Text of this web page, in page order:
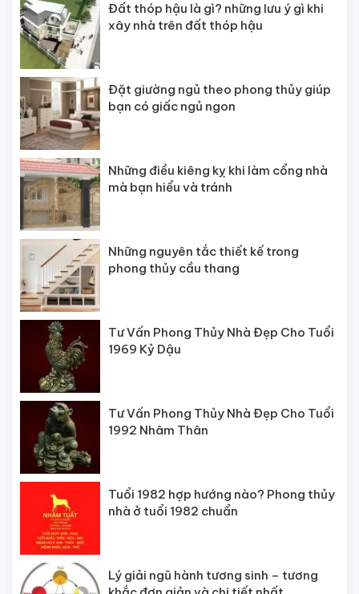
Đất thóp hậu là gì? những lưu ý gì khi
xây nhà trên đất thóp hậu
Đặt giường ngủ theo phong thủy giúp
bạn có giấc ngủ ngon
Những điều kiêng kỵ khi làm cổng nhà
mà bạn hiểu và tránh
Những nguyên tắc thiết kế trong
phong thủy cầu thang
Tư Vấn Phong Thủy Nhà Đẹp Cho Tuổi
1969 Kỷ Dậu
Tư Vấn Phong Thủy Nhà Đẹp Cho Tuổi
1992 Nhâm Thân
Tuổi 1982 hợp hướng nào? Phong thủy
nhà ở tuổi 1982 chuẩn
Lý giải ngũ hành tương sinh – tương